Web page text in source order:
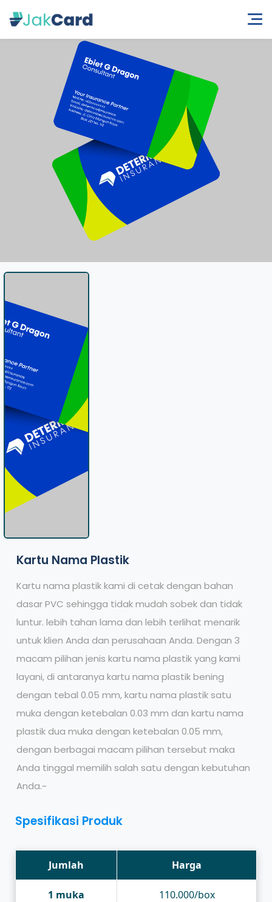
Beranda Kategori
Kartu Nama Plastik
Kartu nama plastik kami di cetak dengan bahan
dasar PVC sehingga tidak mudah sobek dan tidak
luntur. lebih tahan lama dan lebih terlihat menarik
untuk klien Anda dan perusahaan Anda. Dengan 3
macam pilihan jenis kartu nama plastik yang kami
layani, di antaranya kartu nama plastik bening
dengan tebal 0.05 mm, kartu nama plastik satu
muka dengan ketebalan 0.03 mm dan kartu nama
plastik dua muka dengan ketebalan 0.05 mm,
dengan berbagai macam pilihan tersebut maka
Anda tinggal memilih salah satu dengan kebutuhan
Anda.~
Spesifikasi Produk
Jumlah Harga
1 muka 110.000/box